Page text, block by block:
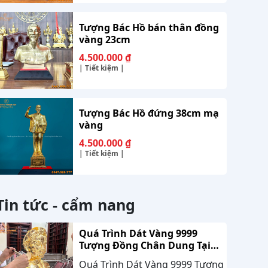
Tượng Bác Hồ bán thân đồng
vàng 23cm
4.500.000₫
| Tiết kiệm |
Tượng Bác Hồ đứng 38cm mạ
vàng
4.500.000₫
| Tiết kiệm |
tức - cẩm nang
Quá Trình Dát Vàng 9999
Tượng Đồng Chân Dung Tại
Nhà Khách Hàng Nghệ An
Quá Trình Dát Vàng 9999 Tượng